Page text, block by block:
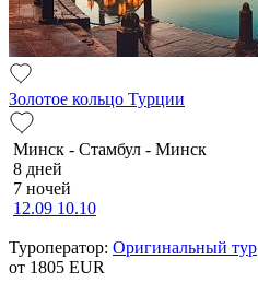
Золотое кольцо Турции
Минск - Стамбул - Минск
8 дней
7 ночей
12.09 10.10
Туроператор: Оригинальный тур
от 1805 EUR